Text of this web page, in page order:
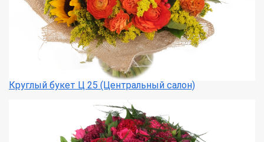
Круглый букет Ц 25 (Центральный салон)